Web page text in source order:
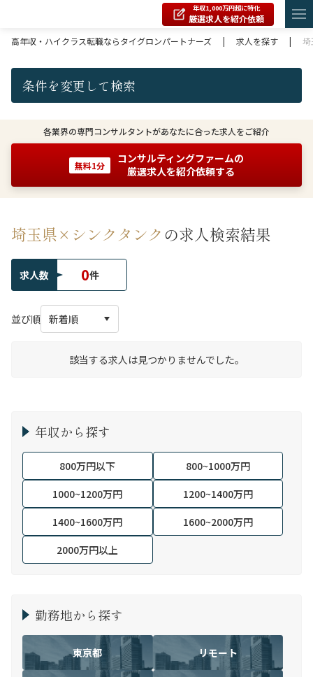
年収1,000万円超に特化
厳選求人を紹介依頼
高年収・ハイクラス転職ならタイグロンパートナーズ
| 求人を探す |
条件を変更して検索
各業界の専門コンサルタントがあなたに合った求人をご紹介
無料1分
コンサルティングファームの
厳選求人を紹介依頼する
埼玉県×シンクタンクの求人検索結果
求人数 0件
並び順
該当する求人は見つかりませんでした。
年収から探す
800万円以下
800~1000万円
1000~1200万円
1200~1400万円
1400~1600万円
1600~2000万円
2000万円以上
勤務地から探す
東京都 リモート